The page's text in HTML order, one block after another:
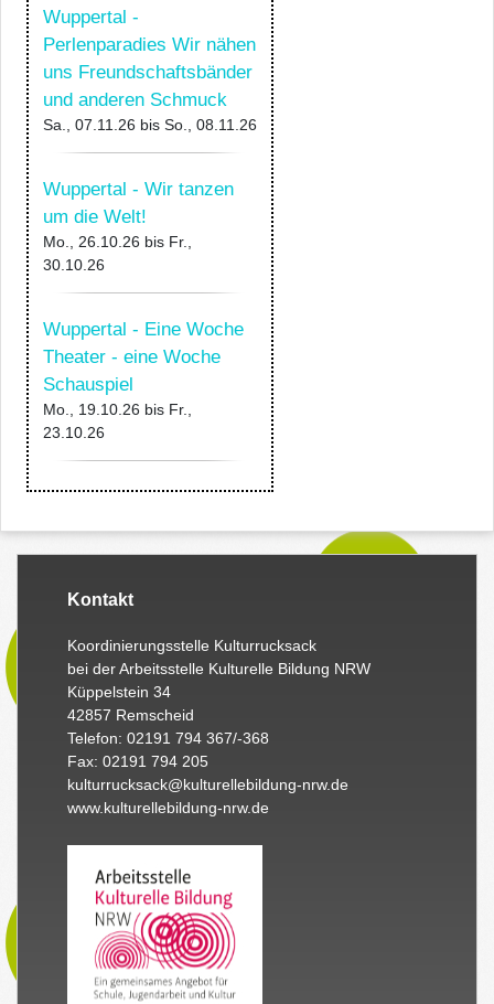
Wuppertal -
Perlenparadies Wir nähen
uns Freundschaftsbänder
und anderen Schmuck
Sa., 07.11.26 bis So., 08.11.26
Wuppertal - Wir tanzen
um die Welt!
Mo., 26.10.26 bis Fr.,
30.10.26
Wuppertal - Eine Woche
Theater - eine Woche
Schauspiel
Mo., 19.10.26 bis Fr.,
23.10.26
Kontakt
Koordinierungsstelle Kulturrucksack
bei der Arbeitsstelle Kulturelle Bildung NRW
Küppelstein 34
42857 Remscheid
Telefon: 02191 794 367/-368
Fax: 02191 794 205
kulturrucksack@kulturellebildung-nrw.de
www.kulturellebildung-nrw.de